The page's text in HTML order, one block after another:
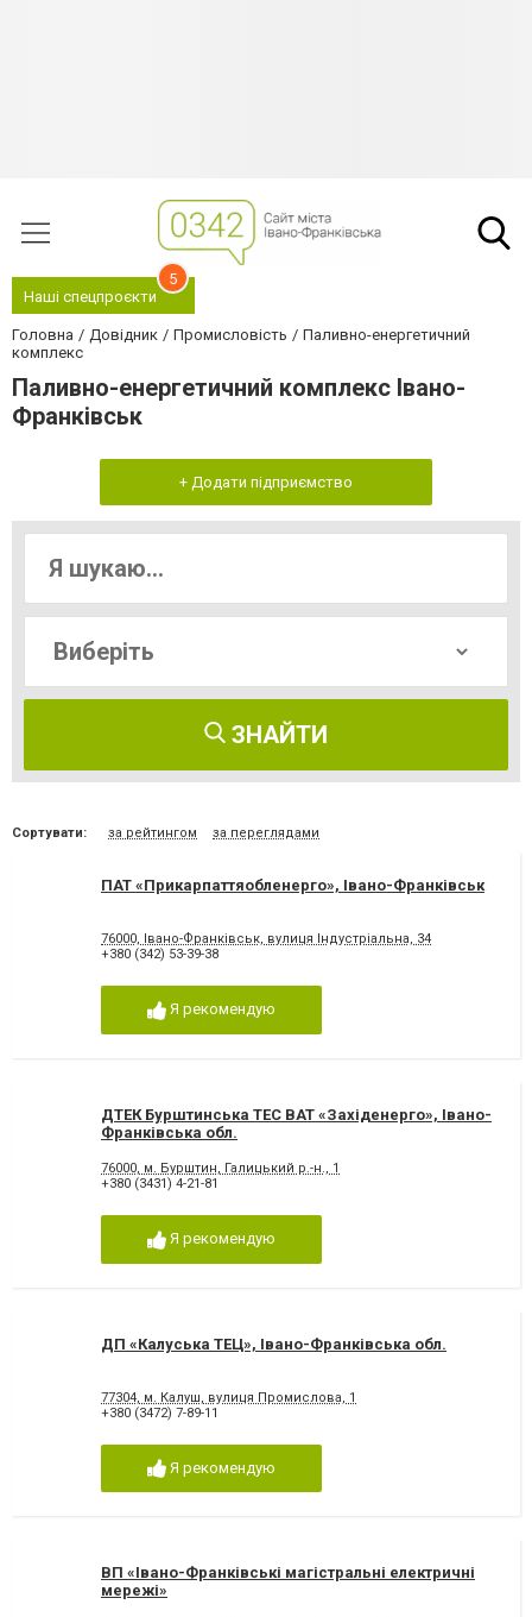
Наші спецпроєкти
5
Головна Довідник Промисловість
Паливно-енергетичний
комплекс
Паливно-енергетичний комплекс Івано-
Франківськ
+ Додати підприємство
ЗНАЙТИ
Сортувати: за рейтингом за переглядами
ПАТ «Прикарпаттяобленерго», Івано-Франківськ
76000, Івано-Франківськ, вулиця Індустріальна, 34
+380 (342) 53-39-38
Я рекомендую
ДТЕК Бурштинська ТЕС ВАТ «Західенерго», Івано-
Франківська обл.
76000, м. Бурштин, Галицький р.-н., 1
+380 (3431) 4-21-81
Я рекомендую
ДП «Калуська ТЕЦ», Івано-Франківська обл.
77304, м. Калуш, вулиця Промислова, 1
+380 (3472) 7-89-11
Я рекомендую
ВП «Івано-Франківські магістральні електричні
мережі»